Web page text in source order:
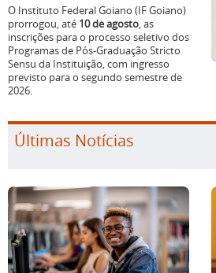
O Instituto Federal Goiano (IF Goiano)
prorrogou, até 10 de agosto, as
inscrições para o processo seletivo dos
Programas de Pós-Graduação Stricto
Sensu da Instituição, com ingresso
previsto para o segundo semestre de
2026.
Últimas Notícias